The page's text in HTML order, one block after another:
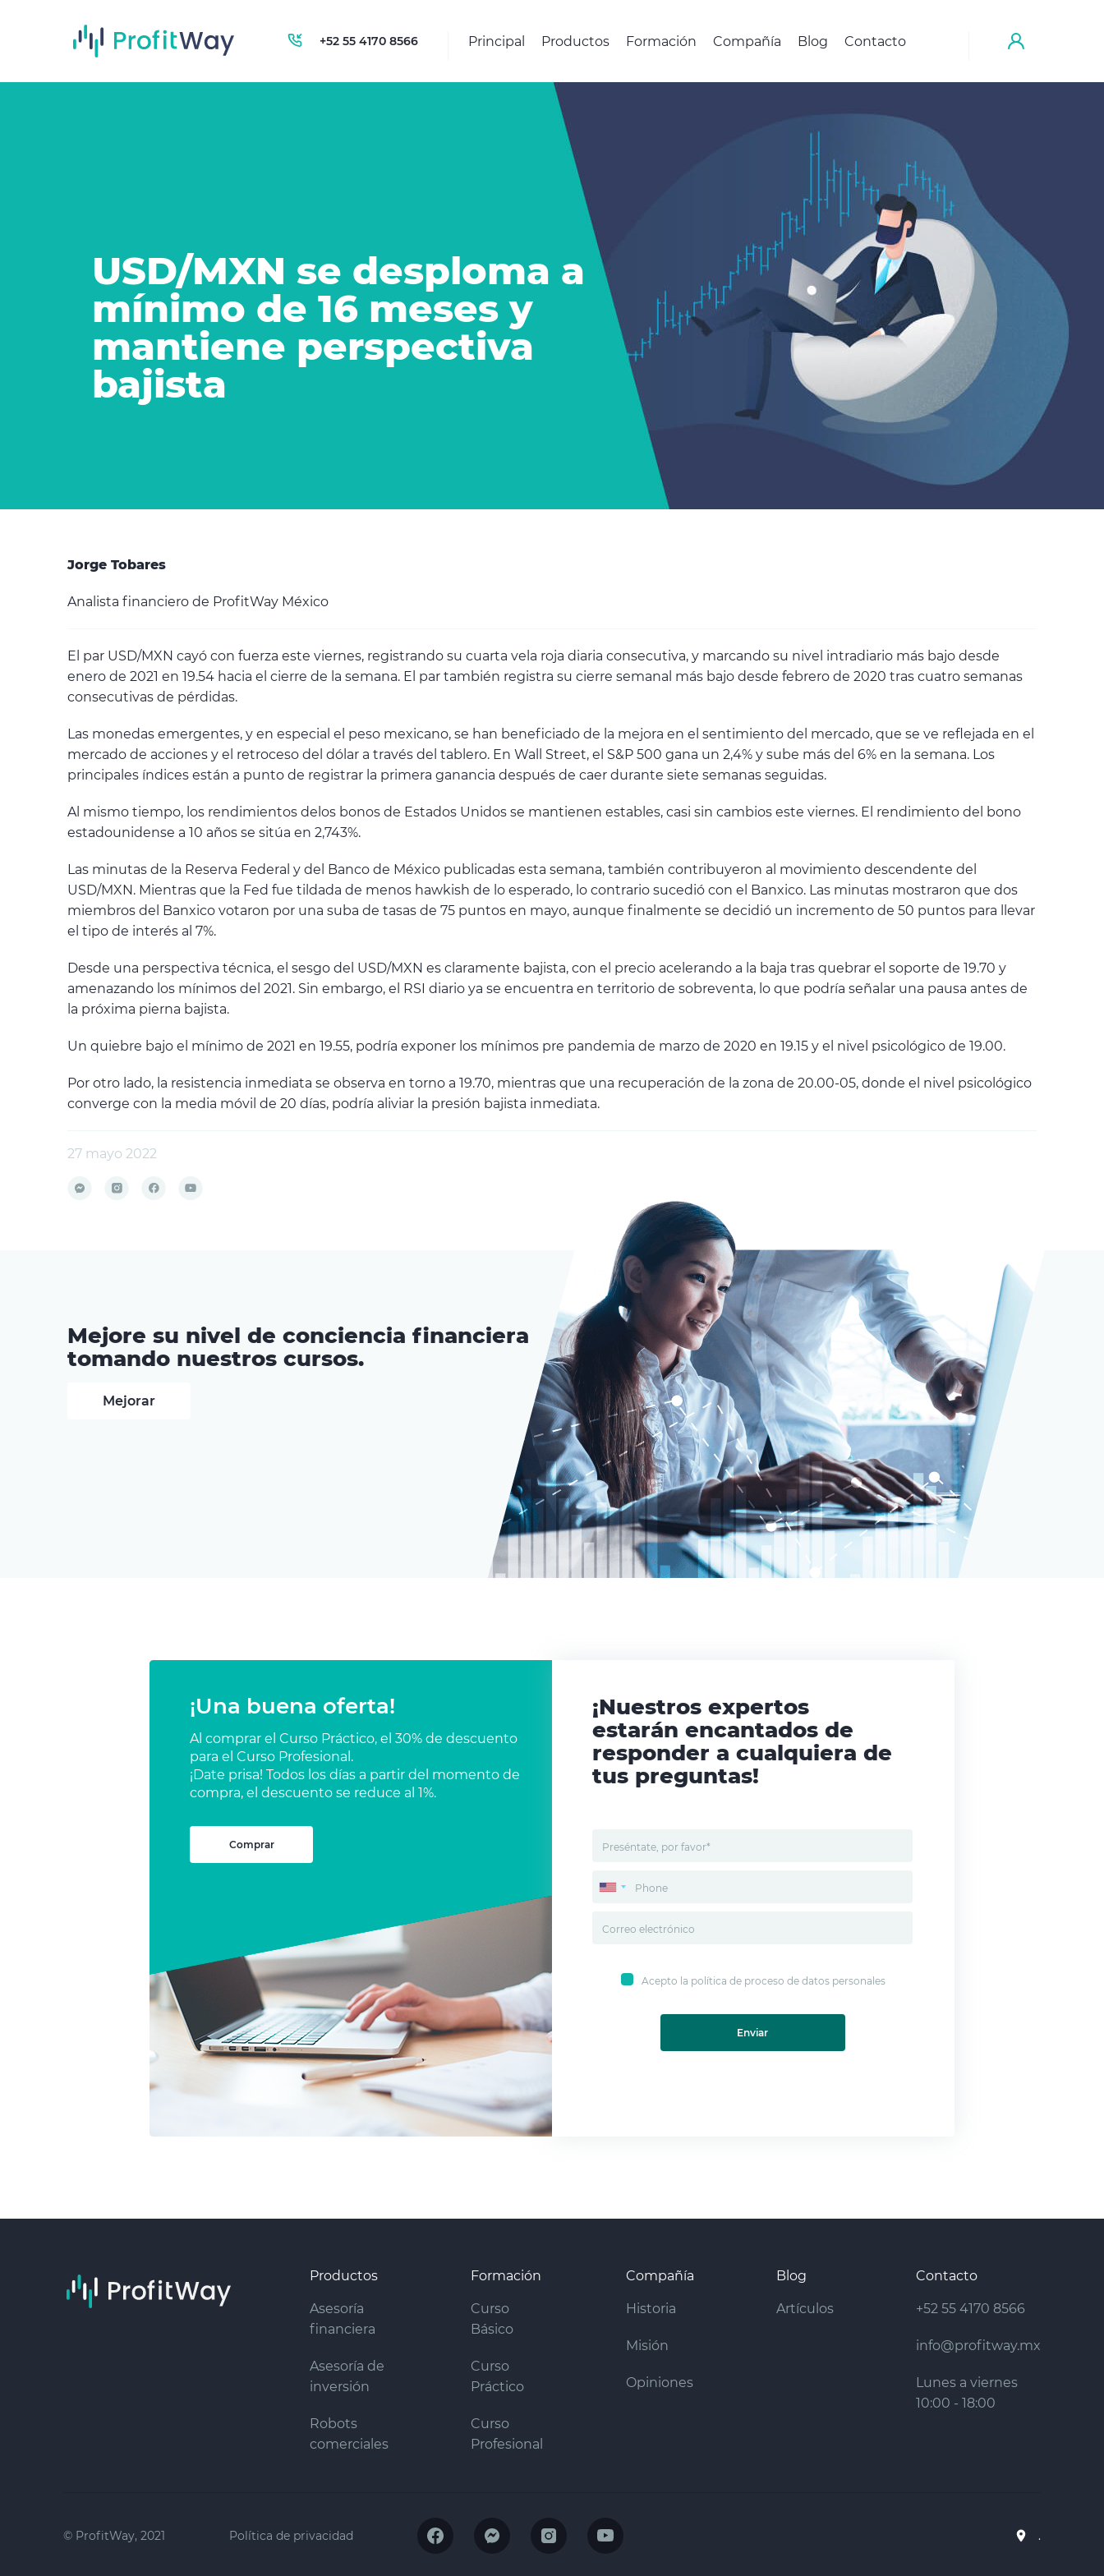
USD/MXN se desploma a
mínimo de 16 meses y
mantiene perspectiva
bajista
Jorge Tobares
Analista financiero de ProfitWay México
El par USD/MXN cayó con fuerza este viernes, registrando su cuarta vela roja diaria consecutiva, y marcando su nivel intradiario más bajo desde
enero de 2021 en 19.54 hacia el cierre de la semana. El par también registra su cierre semanal más bajo desde febrero de 2020 tras cuatro semanas
consecutivas de pérdidas.
Las monedas emergentes, y en especial el peso mexicano, se han beneficiado de la mejora en el sentimiento del mercado, que se ve reflejada en el
mercado de acciones y el retroceso del dólar a través del tablero. En Wall Street, el S&P 500 gana un 2,4% y sube más del 6% en la semana. Los
principales índices están a punto de registrar la primera ganancia después de caer durante siete semanas seguidas.
Al mismo tiempo, los rendimientos delos bonos de Estados Unidos se mantienen estables, casi sin cambios este viernes. El rendimiento del bono
estadounidense a 10 años se sitúa en 2,743%.
Las minutas de la Reserva Federal y del Banco de México publicadas esta semana, también contribuyeron al movimiento descendente del
USD/MXN. Mientras que la Fed fue tildada de menos hawkish de lo esperado, lo contrario sucedió con el Banxico. Las minutas mostraron que dos
miembros del Banxico votaron por una suba de tasas de 75 puntos en mayo, aunque finalmente se decidió un incremento de 50 puntos para llevar
el tipo de interés al 7%.
Desde una perspectiva técnica, el sesgo del USD/MXN es claramente bajista, con el precio acelerando a la baja tras quebrar el soporte de 19.70 y
amenazando los mínimos del 2021. Sin embargo, el RSI diario ya se encuentra en territorio de sobreventa, lo que podría señalar una pausa antes de
la próxima pierna bajista.
Un quiebre bajo el mínimo de 2021 en 19.55, podría exponer los mínimos pre pandemia de marzo de 2020 en 19.15 y el nivel psicológico de 19.00.
Por otro lado, la resistencia inmediata se observa en torno a 19.70, mientras que una recuperación de la zona de 20.00-05, donde el nivel psicológico
converge con la media móvil de 20 días, podría aliviar la presión bajista inmediata.
27 mayo 2022
Mejore su nivel de conciencia financiera
tomando nuestros cursos.
Mejorar
¡Una buena oferta!
Al comprar el Curso Práctico, el 30% de descuento
para el Curso Profesional.
¡Date prisa! Todos los días a partir del momento de
compra, el descuento se reduce al 1%.
Comprar
¡Nuestros expertos
estarán encantados de
responder a cualquiera de
tus preguntas!
Acepto la política de proceso de datos personales
Enviar
+52 55 4170 8566 Principal Productos Formación Compañía Blog Contacto
Productos
Asesoría
financiera
Asesoría de
inversión
Robots
comerciales
Formación
Curso
Básico
Curso
Práctico
Curso
Profesional
Compañía
Historia
Misión
Opiniones
Blog
Artículos
Contacto
+52 55 4170 8566
info@profitway.mx
Lunes a viernes
10:00 - 18:00
.
Política de privacidad
© ProfitWay, 2021